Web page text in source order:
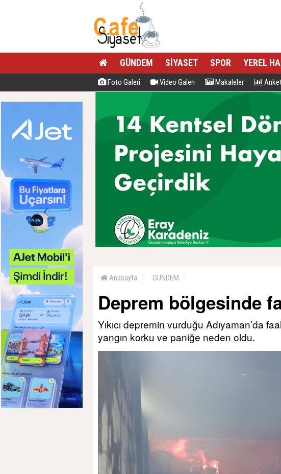
GÜNDEM SİYASET SPOR YEREL
Foto Galeri Video Galeri Makaleler
Anasayfa GÜNDEM
Deprem bölgesinde
Yıkıcı depremin vurduğu Adıyaman’da
yangın korku ve paniğe neden oldu.